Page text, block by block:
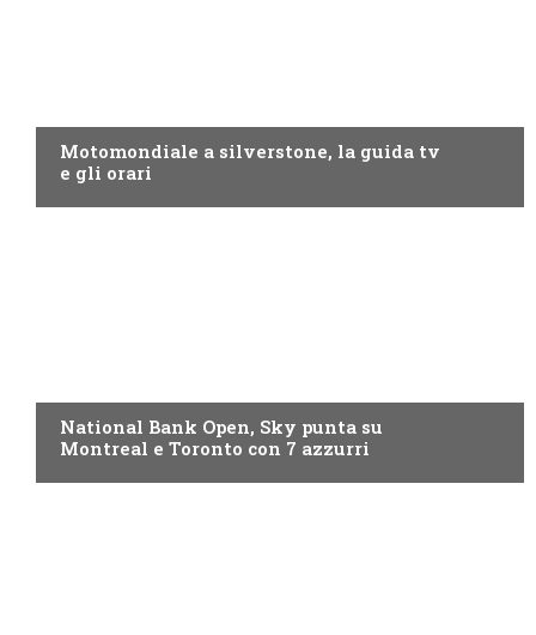
Motomondiale a silverstone, la guida tv
e gli orari
National Bank Open, Sky punta su
Montreal e Toronto con 7 azzurri